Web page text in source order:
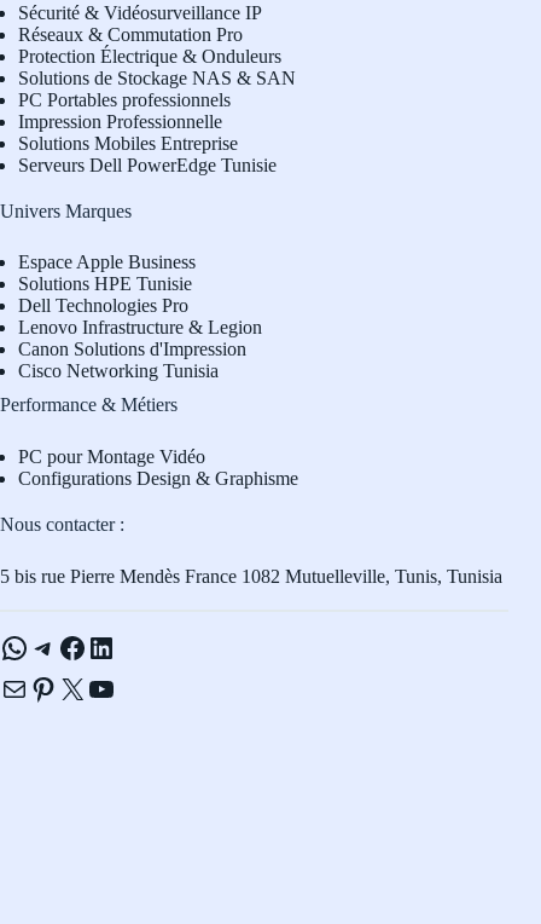
Sécurité & Vidéosurveillance IP
Réseaux & Commutation Pro
Protection Électrique & Onduleurs
Solutions de Stockage NAS & SAN
PC Portables professionnels
Impression Professionnelle
Solutions Mobiles Entreprise
Serveurs Dell PowerEdge Tunisie
Univers Marques
Espace Apple Business
Solutions HPE Tunisie
Dell Technologies Pro
Lenovo Infrastructure & Legion
Canon Solutions d'Impression
Cisco Networking Tunisia
Performance & Métiers
PC pour Montage Vidéo
Configurations Design & Graphisme
Nous contacter :
5 bis rue Pierre Mendès France 1082 Mutuelleville, Tunis, Tunisia
WhatsApp
Telegram
Facebook
LinkedIn
E-mailPinterest
X YouTube